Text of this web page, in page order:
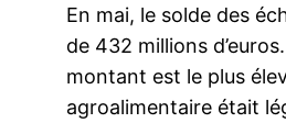
En mai, le solde des
de 432 millions
montant est le plus
agroalimentaire était